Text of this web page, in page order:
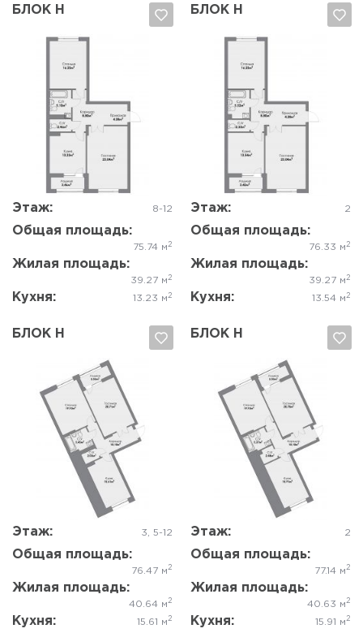
БЛОК Н
Этаж: 8-12
Общая площадь:
75.74 м 2
Жилая площадь:
39.27 м 2
Кухня: 13.23 м 2
Отмена
БЛОК Н
Этаж: 2
Общая площадь:
76.33 м 2
Жилая площадь:
39.27 м 2
Кухня: 13.54 м 2
Отмена
БЛОК Н
Этаж: 3, 5-12
Общая площадь:
76.47 м 2
Жилая площадь:
40.64 м 2
Кухня: 15.61 м 2
Да, удалить
БЛОК Н
Этаж: 2
Общая площадь:
77.14 м 2
Жилая площадь:
40.63 м 2
Кухня: 15.91 м 2
Да, удалить